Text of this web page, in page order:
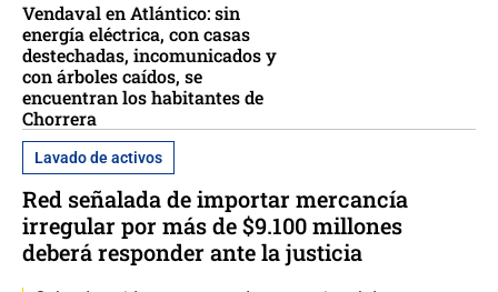
Vendaval en Atlántico: sin
energía eléctrica, con casas
destechadas, incomunicados y
con árboles caídos, se
encuentran los habitantes de
Chorrera
Lavado de activos
Red señalada de importar mercancía
irregular por más de $9.100 millones
deberá responder ante la justicia